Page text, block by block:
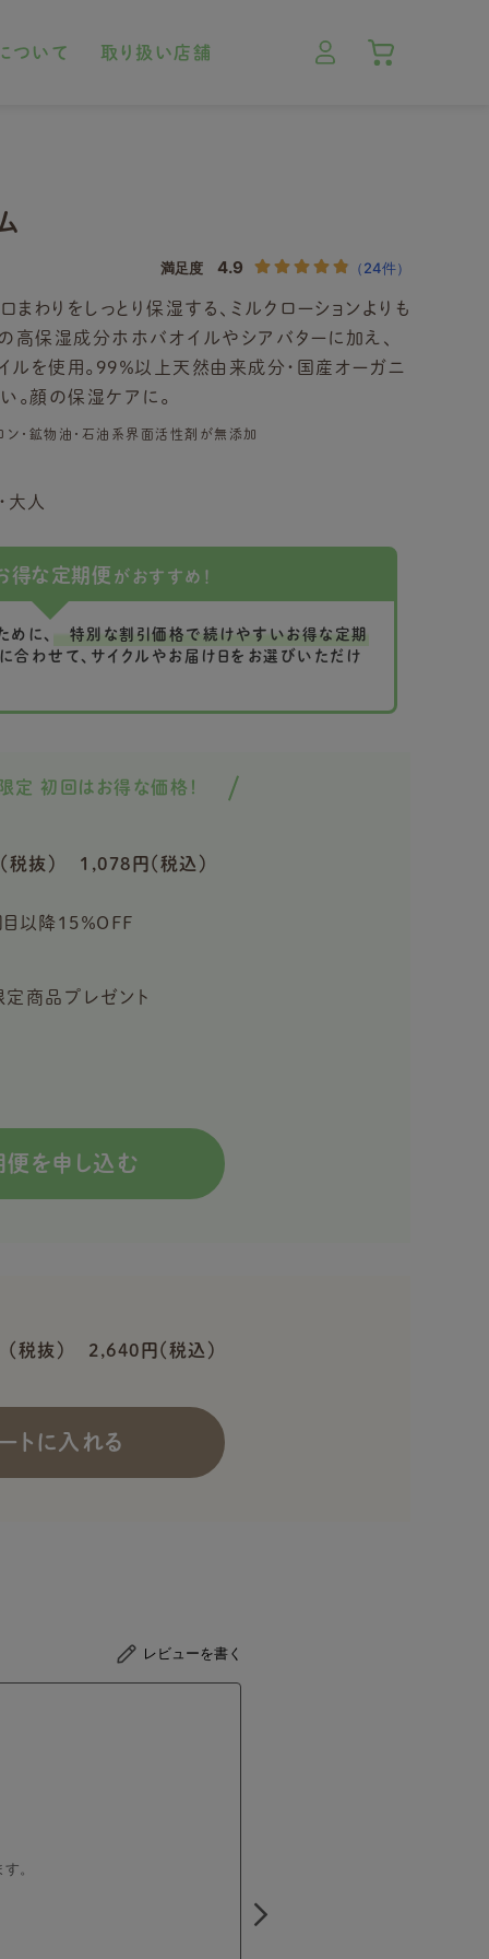
ついて 取り扱い店舗
わりをしっとり保湿する、ミルクローションよりも
高保湿成分ホホバオイルやシアバターに加え、
を使用。99％以上天然由来成分・国産オーガニ
。顔の保湿ケアに。
ン・鉱物油・石油系界面活性剤が無添加
大人
得な定期便 がおすすめ！
に、
特別な割引価格で続けやすいお得な定期
合わせて、サイクルやお届け日をお選びいただけ
定 初回はお得な価格！
（税抜） 1,078円（税込）
以降15％OFF
商品プレゼント
便を申し込む
（税抜） 2,640円（税込）
トに入れる